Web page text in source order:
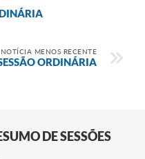
NOTÍCIA MENOS RECENTE
ORDINÁRIA
DE SESSÕES